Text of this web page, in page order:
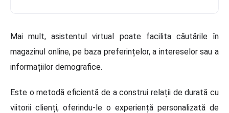
Mai mult, asistentul virtual poate facilita căutările în
magazinul online, pe baza preferințelor, a intereselor sau a
informațiilor demografice.
Este o metodă eficientă de a construi relații de durată cu
viitorii clienți, oferindu-le o experiență personalizată de